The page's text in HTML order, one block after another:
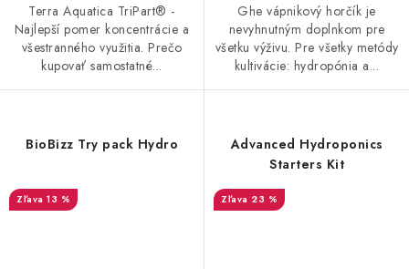
Terra Aquatica TriPart® -
Najlepší pomer koncentrácie a
všestranného využitia. Prečo
kupovať samostatné...
Ghe vápnikový horčík je
nevyhnutným doplnkom pre
všetku výživu. Pre všetky metódy
kultivácie: hydropónia a...
BioBizz Try pack Hydro
13 %
Advanced Hydroponics
Starters Kit
23 %